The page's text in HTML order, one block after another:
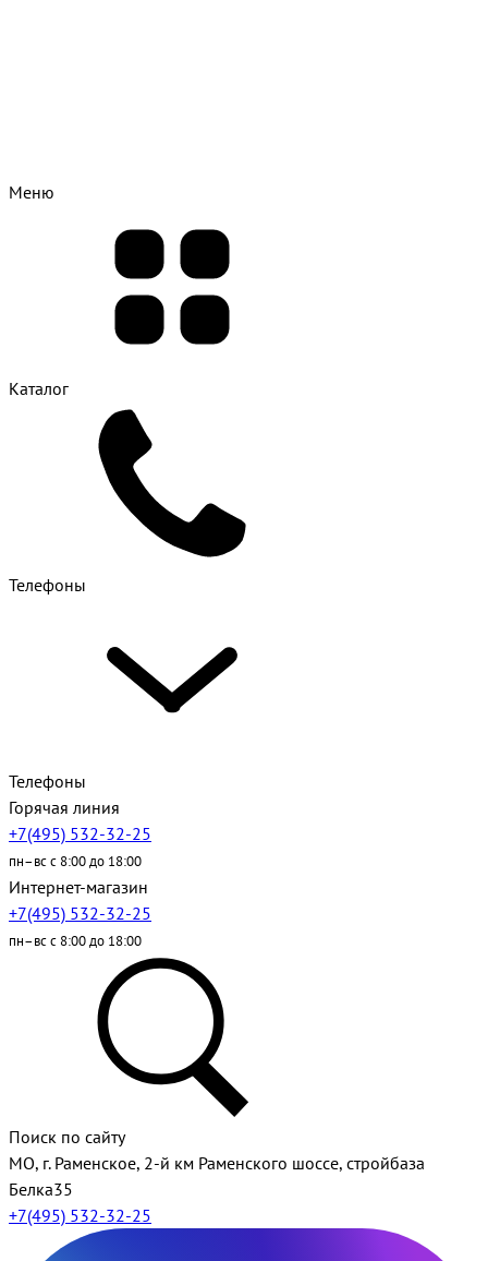
Меню
Каталог
Телефоны
Телефоны
Горячая линия
+7(495) 532-32-25
пн–вс с 8:00 до 18:00
Интернет-магазин
+7(495) 532-32-25
пн–вс с 8:00 до 18:00
Поиск по сайту
МО, г. Раменское, 2-й км Раменского шоссе, стройбаза
Белка35
+7(495) 532-32-25